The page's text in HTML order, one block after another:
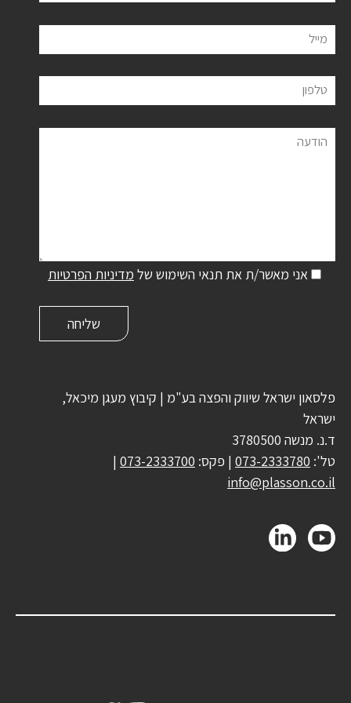
מייל
טלפון
הודעה
אני מאשר/ת את תנאי השימוש של מדיניות הפרטיות
פלסאון ישראל שיווק והפצה בע"מ | קיבוץ מעגן מיכאל,
ישראל
ד.נ. מנשה 3780500
טל': 073-2333780 | פקס: 073-2333700
|
info@plasson.co.il